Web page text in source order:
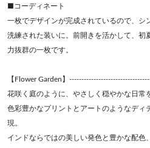
■コーディネート
一枚でデザインが完成されているので、シ
洗練された装いに。前開きを活かして、初
力抜群の一枚です。
【Flower Garden】
花咲く庭のように、やさしく穏やかな日常
色彩豊かなプリントとアートのようなディ
現。
インドならではの美しい発色と豊かな配色